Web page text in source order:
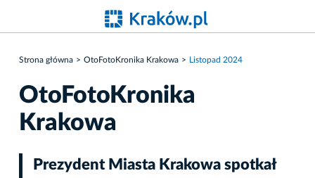
Strona główna OtoFotoKronika Krakowa Listopad 2024
OtoFotoKronika
Krakowa
Prezydent Miasta Krakowa spotkał